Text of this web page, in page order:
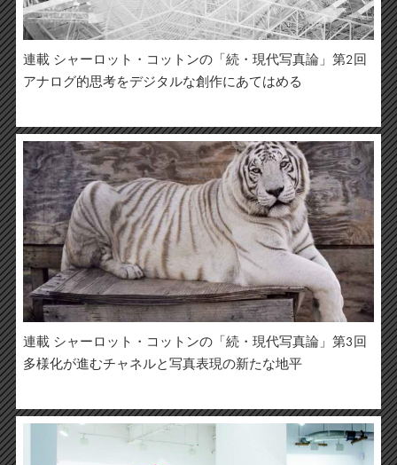
連載 シャーロット・コットンの「続・現代写真論」第2回
アナログ的思考をデジタルな創作にあてはめる
連載 シャーロット・コットンの「続・現代写真論」第3回
多様化が進むチャネルと写真表現の新たな地平